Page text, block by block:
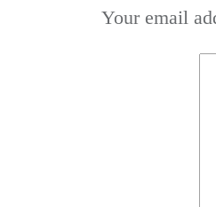
Your email